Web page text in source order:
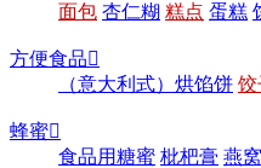
面包 杏仁糊 糕点 蛋糕
方便食品
（意大利式）烘馅饼 饺
蜂蜜
食品用糖蜜 枇杷膏 燕